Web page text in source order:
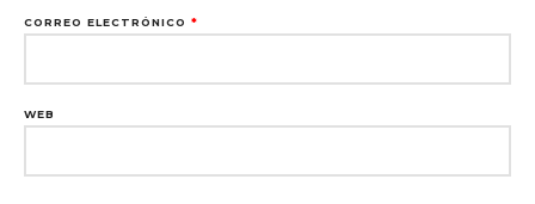
CORREO ELECTRÓNICO *
WEB